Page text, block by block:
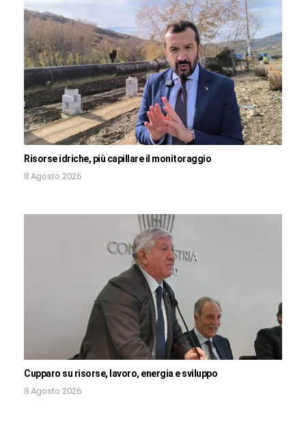
Risorse idriche, più capillare il monitoraggio
8 Agosto 2026
Cupparo su risorse, lavoro, energia e sviluppo
8 Agosto 2026